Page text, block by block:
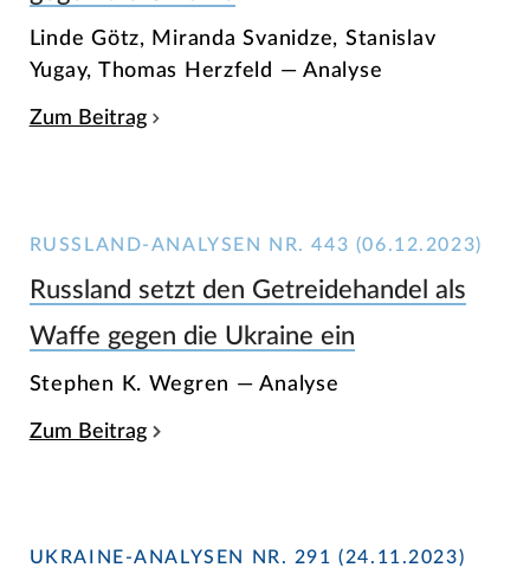
Linde Götz, Miranda Svanidze, Stanislav
Yugay, Thomas Herzfeld — Analyse
Zum Beitrag
RUSSLAND-ANALYSEN NR. 443 (06.12.2023)
Russland setzt den Getreidehandel als
Waffe gegen die Ukraine ein
Stephen K. Wegren — Analyse
Zum Beitrag
UKRAINE-ANALYSEN NR. 291 (24.11.2023)